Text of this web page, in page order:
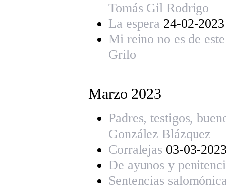
Tomás Gil Rodrigo
La espera 24-02-
Mi reino no es de
Grilo
Marzo 2023
Padres, testigos,
González Blázquez
Corralejas 03-03-
De ayunos y
Sentencias